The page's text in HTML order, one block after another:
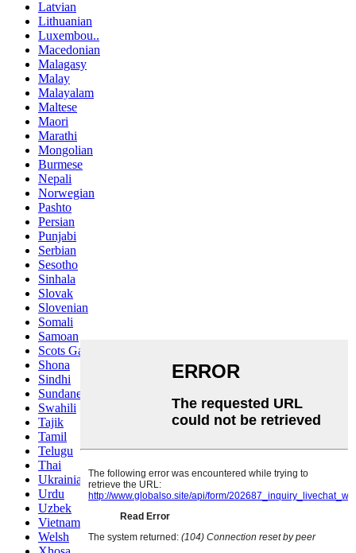
Latvian
Lithuanian
Luxembou..
Macedonian
Malagasy
Malay
Malayalam
Maltese
Maori
Marathi
Mongolian
Burmese
Nepali
Norwegian
Pashto
Persian
Punjabi
Serbian
Sesotho
Sinhala
Slovak
Slovenian
Somali
Samoan
Scots Gaelic
Shona
Sindhi
Sundanese
Swahili
Tajik
Tamil
Telugu
Thai
Ukrainian
Urdu
Uzbek
Vietnamese
Welsh